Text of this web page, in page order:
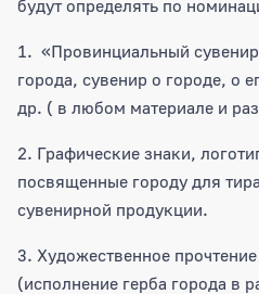
будут определять по
1. «Провинциальный
города, сувенир о городе, о
др. ( в любом материале и
2. Графические знаки,
посвященные городу для
сувенирной продукции.
3. Художественное
(исполнение герба города в